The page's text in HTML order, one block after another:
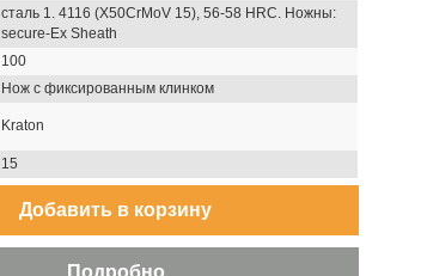
сталь 1. 4116 (X50CrMoV 15), 56-58 HRC. Ножны:
secure-Ex Sheath
100
Нож с фиксированным клинком
Kraton
15